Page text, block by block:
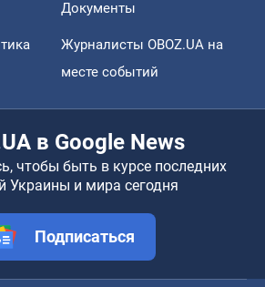
Документы
Журналисты OBOZ.UA на
месте событий
в Google News
чтобы быть в курсе последних
Украины и мира сегодня
Подписаться